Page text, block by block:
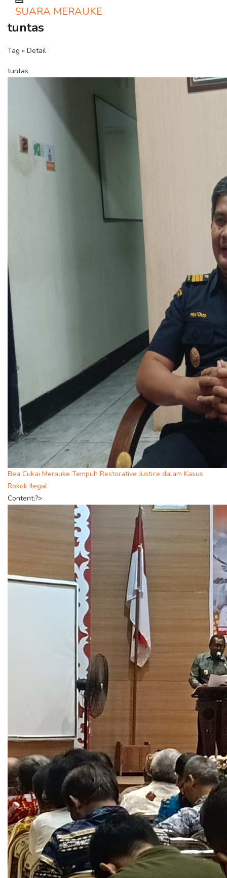
Toggle navigation
SUARA MERAUKE
tuntas
Tag » Detail
tuntas
Bea Cukai Merauke Tempuh Restorative Justice dalam Kasus
Rokok Ilegal
Content;?>